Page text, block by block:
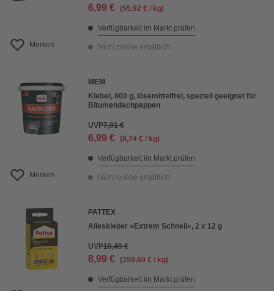
Merken
6,99 € (55,92 € / kg)
Verfügbarkeit im Markt prüfen
Nicht online erhältlich
Merken
MEM
Kleber, 800 g, lösemittelfrei, speziell geeignet für
Bitumendachpappen
UVP7,91 €
6,99 € (8,74 € / kg)
Verfügbarkeit im Markt prüfen
Nicht online erhältlich
PATTEX
Alleskleber »Extrem Schnell«, 2 x 12 g
UVP10,49 €
8,99 € (359,60 € / kg)
Verfügbarkeit im Markt prüfen